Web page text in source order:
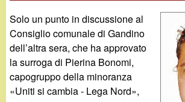
a
n
d
i
e
r
c
Solo un punto in discussione al
Consiglio comunale di Gandino
dell’altra sera, che ha approvato
la surroga di Pierina Bonomi,
capogruppo della minoranza
«Uniti si cambia - Lega Nord»,